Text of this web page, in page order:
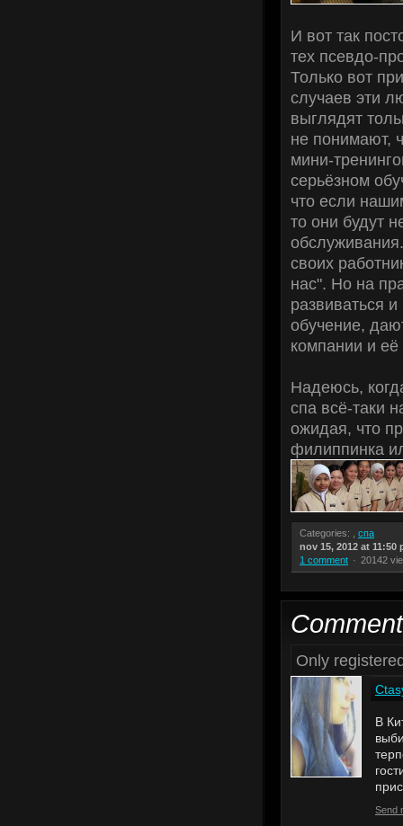
И вот так
тех псевдо-
Только вот
случаев эти
выглядят
не понимают,
мини-
серьёзном
что если
то они будут
своих
нас". Но на
развиваться
обучение,
компании и
Надеюсь,
спа всё-таки
ожидая, что
филиппинка
Categories: , спа
nov 15, 2012 at 11:50
1 comment
20142
Only
В
Send